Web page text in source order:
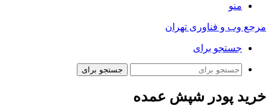
منو
مرجع وب و فناوری تهران
جستجو برای
جستجو برای
خرید پودر شپش عمده